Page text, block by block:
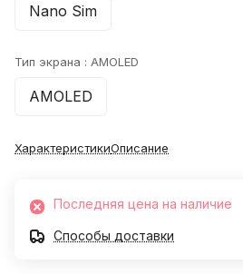
Nano Sim
Тип экрана : AMOLED
AMOLED
ХарактеристикиОписание
Последняя цена на наличие
Способы доставки